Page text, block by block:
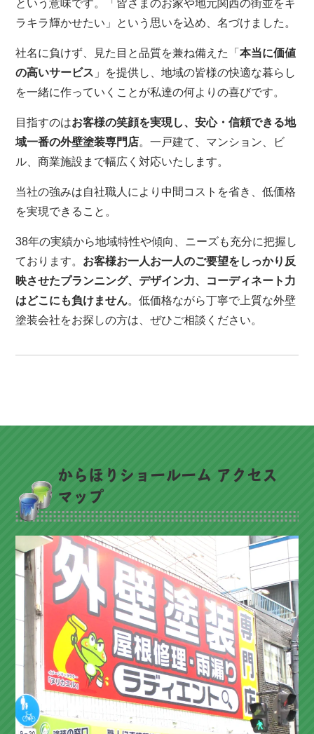
という意味です。「皆さまのお家や地元関西の街並をキ
ラキラ輝かせたい」という思いを込め、名づけました。
社名に負けず、見た目と品質を兼ね備えた「本当に価値
の高いサービス 」を提供し、地域の皆様の快適な暮らし
を一緒に作っていくことが私達の何よりの喜びです。
目指すのはお客様の笑顔を実現し、安心・信頼できる地
域一番の外壁塗装専門店。一戸建て、マンション、ビ
ル、商業施設まで幅広く対応いたします。
当社の強みは自社職人により中間コストを省き、低価格
を実現できること。
38年の実績から地域特性や傾向、ニーズも充分に把握し
ております。 お客様お一人お一人のご要望をしっかり反
映させたプランニング、デザイン力、コーディネート力
はどこにも負けません。低価格ながら丁寧で上質な外壁
塗装会社をお探しの方は、ぜひご相談ください。
からほりショールーム アクセス
マップ